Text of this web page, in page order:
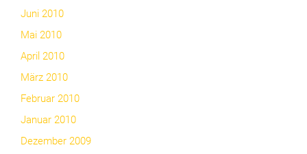
Juni 2010
Mai 2010
April 2010
März 2010
Februar 2010
Januar 2010
Dezember 2009